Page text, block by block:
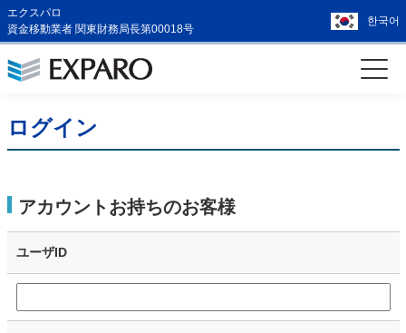
エクスパロ
資金移動業者 関東財務局長第00018号
한국어
ログイン
アカウントお持ちのお客様
ユーザID